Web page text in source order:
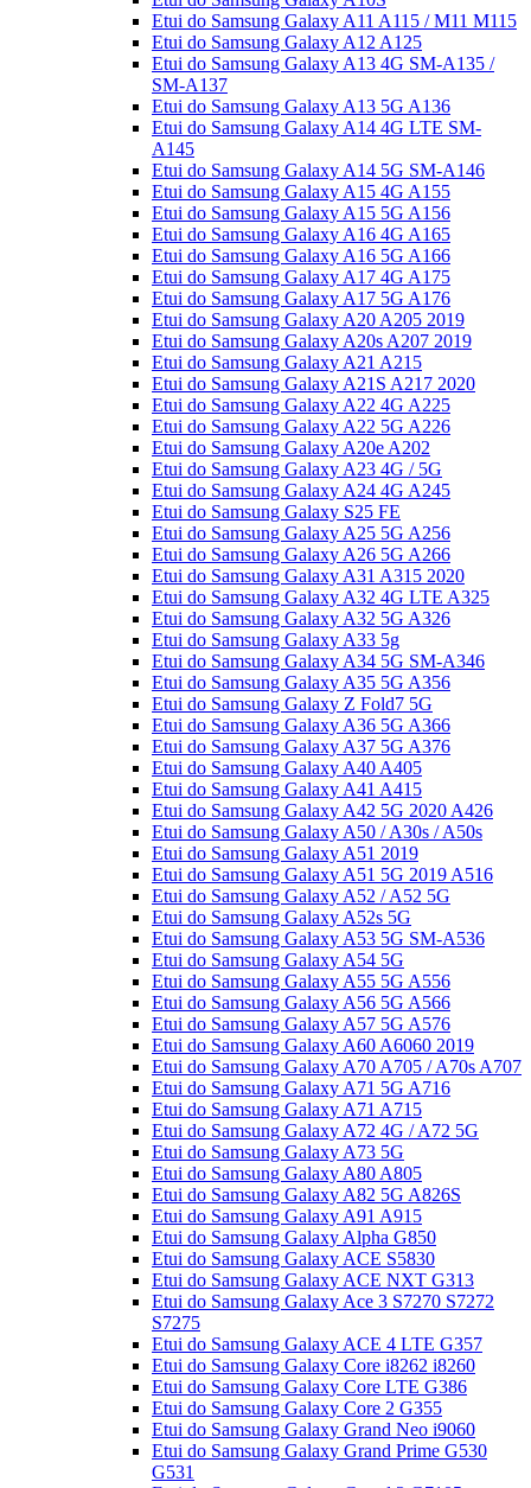
Etui do Samsung Galaxy A11 A115 / M11 M115
Etui do Samsung Galaxy A12 A125
Etui do Samsung Galaxy A13 4G SM-A135 /
SM-A137
Etui do Samsung Galaxy A13 5G A136
Etui do Samsung Galaxy A14 4G LTE SM-
A145
Etui do Samsung Galaxy A14 5G SM-A146
Etui do Samsung Galaxy A15 4G A155
Etui do Samsung Galaxy A15 5G A156
Etui do Samsung Galaxy A16 4G A165
Etui do Samsung Galaxy A16 5G A166
Etui do Samsung Galaxy A17 4G A175
Etui do Samsung Galaxy A17 5G A176
Etui do Samsung Galaxy A20 A205 2019
Etui do Samsung Galaxy A20s A207 2019
Etui do Samsung Galaxy A21 A215
Etui do Samsung Galaxy A21S A217 2020
Etui do Samsung Galaxy A22 4G A225
Etui do Samsung Galaxy A22 5G A226
Etui do Samsung Galaxy A20e A202
Etui do Samsung Galaxy A23 4G / 5G
Etui do Samsung Galaxy A24 4G A245
Etui do Samsung Galaxy S25 FE
Etui do Samsung Galaxy A25 5G A256
Etui do Samsung Galaxy A26 5G A266
Etui do Samsung Galaxy A31 A315 2020
Etui do Samsung Galaxy A32 4G LTE A325
Etui do Samsung Galaxy A32 5G A326
Etui do Samsung Galaxy A33 5g
Etui do Samsung Galaxy A34 5G SM-A346
Etui do Samsung Galaxy A35 5G A356
Etui do Samsung Galaxy Z Fold7 5G
Etui do Samsung Galaxy A36 5G A366
Etui do Samsung Galaxy A37 5G A376
Etui do Samsung Galaxy A40 A405
Etui do Samsung Galaxy A41 A415
Etui do Samsung Galaxy A42 5G 2020 A426
Etui do Samsung Galaxy A50 / A30s / A50s
Etui do Samsung Galaxy A51 2019
Etui do Samsung Galaxy A51 5G 2019 A516
Etui do Samsung Galaxy A52 / A52 5G
Etui do Samsung Galaxy A52s 5G
Etui do Samsung Galaxy A53 5G SM-A536
Etui do Samsung Galaxy A54 5G
Etui do Samsung Galaxy A55 5G A556
Etui do Samsung Galaxy A56 5G A566
Etui do Samsung Galaxy A57 5G A576
Etui do Samsung Galaxy A60 A6060 2019
Etui do Samsung Galaxy A70 A705 / A70s A707
Etui do Samsung Galaxy A71 5G A716
Etui do Samsung Galaxy A71 A715
Etui do Samsung Galaxy A72 4G / A72 5G
Etui do Samsung Galaxy A73 5G
Etui do Samsung Galaxy A80 A805
Etui do Samsung Galaxy A82 5G A826S
Etui do Samsung Galaxy A91 A915
Etui do Samsung Galaxy Alpha G850
Etui do Samsung Galaxy ACE S5830
Etui do Samsung Galaxy ACE NXT G313
Etui do Samsung Galaxy Ace 3 S7270 S7272
S7275
Etui do Samsung Galaxy ACE 4 LTE G357
Etui do Samsung Galaxy Core i8262 i8260
Etui do Samsung Galaxy Core LTE G386
Etui do Samsung Galaxy Core 2 G355
Etui do Samsung Galaxy Grand Neo i9060
Etui do Samsung Galaxy Grand Prime G530
G531